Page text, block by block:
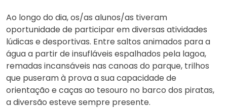
Ao longo do dia, os/as alunos/as tiveram
oportunidade de participar em diversas atividades
lúdicas e desportivas. Entre saltos animados para a
água a partir de insufláveis espalhados pela lagoa,
remadas incansáveis nas canoas do parque, trilhos
que puseram à prova a sua capacidade de
orientação e caças ao tesouro no barco dos piratas,
a diversão esteve sempre presente.